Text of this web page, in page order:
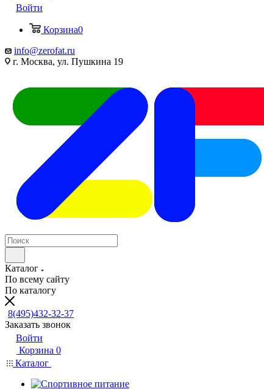
Войти
Корзина0
info@zerofat.ru
г. Москва, ул. Пушкина 19
Каталог
По всему сайту
По каталогу
8(495)432-32-37
Заказать звонок
Войти
Корзина 0
Каталог